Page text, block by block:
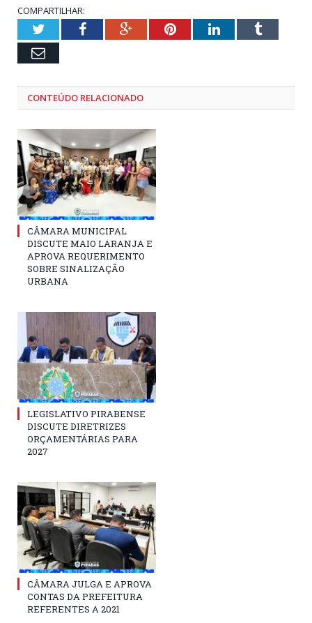
COMPARTILHAR:
TwitterFacebookGoogle+PinterestLinkedInTumblr
Email
CONTEÚDO RELACIONADO
CÂMARA MUNICIPAL
DISCUTE MAIO LARANJA E
APROVA REQUERIMENTO
SOBRE SINALIZAÇÃO
URBANA
LEGISLATIVO PIRABENSE
DISCUTE DIRETRIZES
ORÇAMENTÁRIAS PARA
2027
CÂMARA JULGA E APROVA
CONTAS DA PREFEITURA
REFERENTES A 2021